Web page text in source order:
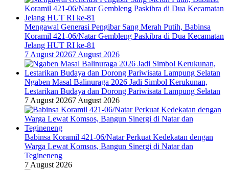
Mengawal Generasi Pengibar Sang Merah Putih, Babinsa
Koramil 421-06/Natar Gembleng Paskibra di Dua Kecamatan
Jelang HUT RI ke-81
7 August 20267 August 2026
Ngaben Masal Balinuraga 2026 Jadi Simbol Kerukunan,
Lestarikan Budaya dan Dorong Pariwisata Lampung Selatan
7 August 20267 August 2026
Babinsa Koramil 421-06/Natar Perkuat Kedekatan dengan
Warga Lewat Komsos, Bangun Sinergi di Natar dan
Tegineneng
7 August 2026